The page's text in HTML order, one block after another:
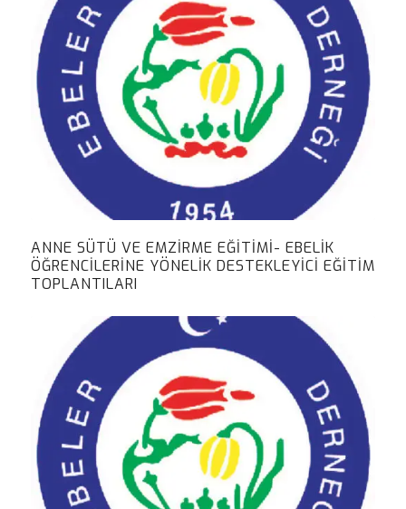
ANNE SÜTÜ VE EMZIRME EĞITIMI- EBELIK
ÖĞRENCILERINE YÖNELIK DESTEKLEYICI EĞITIM
TOPLANTILARI